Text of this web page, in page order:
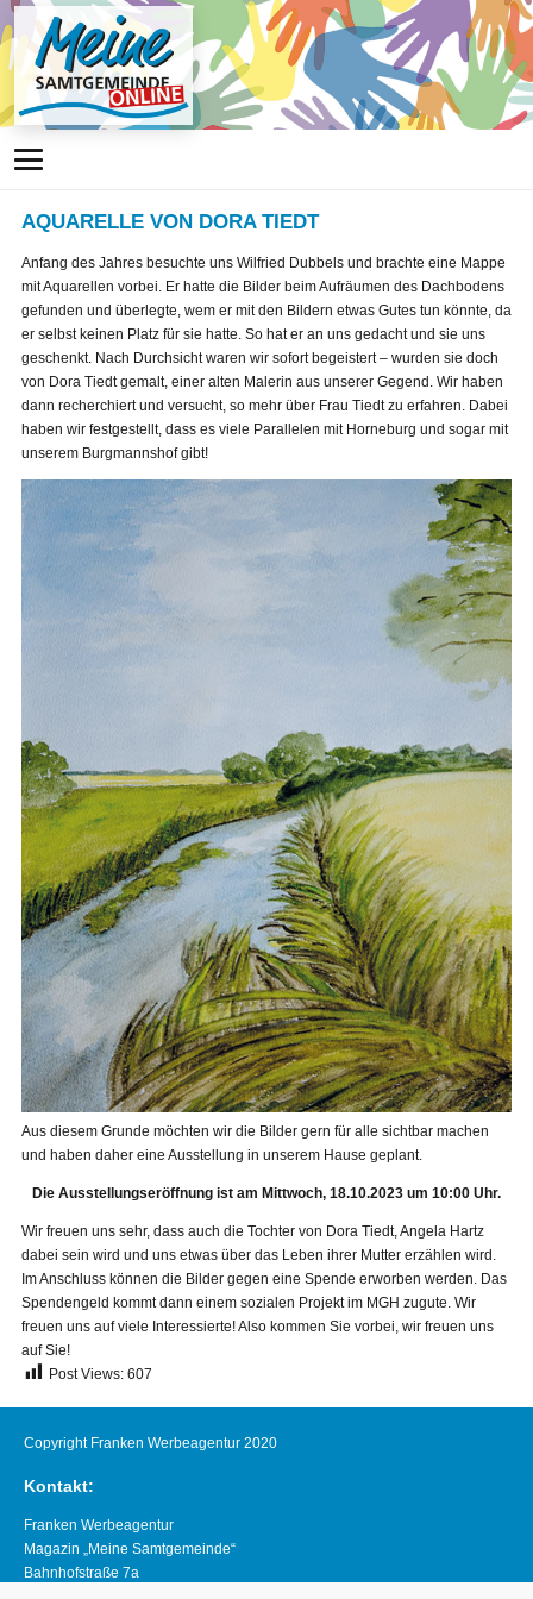
AQUARELLE VON DORA TIEDT
Anfang des Jahres besuchte uns Wilfried Dubbels und brachte eine Mappe
mit Aquarellen vorbei. Er hatte die Bilder beim Aufräumen des Dachbodens
gefunden und überlegte, wem er mit den Bildern etwas Gutes tun könnte, da
er selbst keinen Platz für sie hatte. So hat er an uns gedacht und sie uns
geschenkt. Nach Durchsicht waren wir sofort begeistert – wurden sie doch
von Dora Tiedt gemalt, einer alten Malerin aus unserer Gegend. Wir haben
dann recherchiert und versucht, so mehr über Frau Tiedt zu erfahren. Dabei
haben wir festgestellt, dass es viele Parallelen mit Horneburg und sogar mit
unserem Burgmannshof gibt!
Aus diesem Grunde möchten wir die Bilder gern für alle sichtbar machen
und haben daher eine Ausstellung in unserem Hause geplant.
Die Ausstellungseröffnung ist am Mittwoch, 18.10.2023 um 10:00 Uhr.
Wir freuen uns sehr, dass auch die Tochter von Dora Tiedt, Angela Hartz
dabei sein wird und uns etwas über das Leben ihrer Mutter erzählen wird.
Im Anschluss können die Bilder gegen eine Spende erworben werden. Das
Spendengeld kommt dann einem sozialen Projekt im MGH zugute. Wir
freuen uns auf viele Interessierte! Also kommen Sie vorbei, wir freuen uns
auf Sie!
Post Views: 607
Copyright Franken Werbeagentur 2020
Kontakt:
Franken Werbeagentur
Magazin „Meine Samtgemeinde“
Bahnhofstraße 7a